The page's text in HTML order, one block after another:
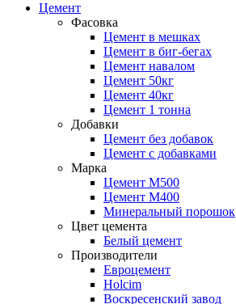
Цемент
Фасовка
Цемент в мешках
Цемент в биг-бегах
Цемент навалом
Цемент 50кг
Цемент 40кг
Цемент 1 тонна
Добавки
Цемент без добавок
Цемент с добавками
Марка
Цемент М500
Цемент М400
Минеральный порошок
Цвет цемента
Белый цемент
Производители
Евроцемент
Holcim
Воскресенский завод